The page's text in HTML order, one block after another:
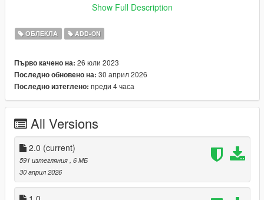
BLVCKLIFESIMZ
Show Full Description
ОБЛЕКЛА ADD-ON
Първо качено на: 26 юли 2023
Последно обновено на: 30 април 2026
Последно изтеглено: преди 4 часа
All Versions
2.0 (current)
591 изтегляния , 6 МБ
30 април 2026